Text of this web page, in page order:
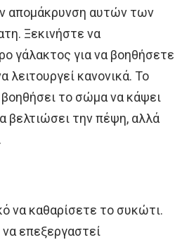
απομάκρυνση αυτών των
Ξεκινήστε να
γάλακτος για να βοηθήσετε
λειτουργεί κανονικά. Το
το σώμα να κάψει
βελτιώσει την πέψη, αλλά
να καθαρίσετε το συκώτι.
επεξεργαστεί